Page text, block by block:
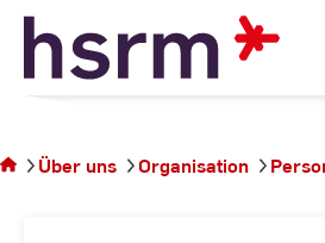
Skip
Content
sich auf
der
Über uns Organisation